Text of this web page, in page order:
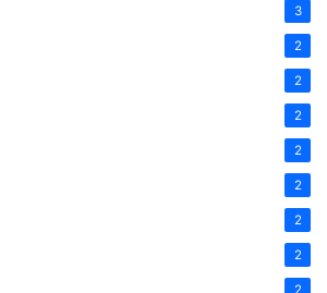
3
2
2
2
2
2
2
2
2